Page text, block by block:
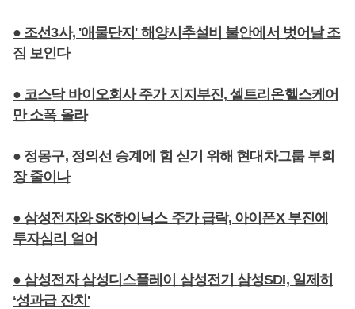
● 조선3사, '애물단지' 해양시추설비 불안에서 벗어날 조
짐 보인다
● 코스닥 바이오회사 주가 지지부진, 셀트리온헬스케어
만 소폭 올라
● 정몽구, 정의선 승계에 힘 싣기 위해 현대차그룹 부회
장 줄이나
● 삼성전자와 SK하이닉스 주가 급락, 아이폰X 부진에
투자심리 얼어
● 삼성전자 삼성디스플레이 삼성전기 삼성SDI, 일제히
‘성과급 잔치'